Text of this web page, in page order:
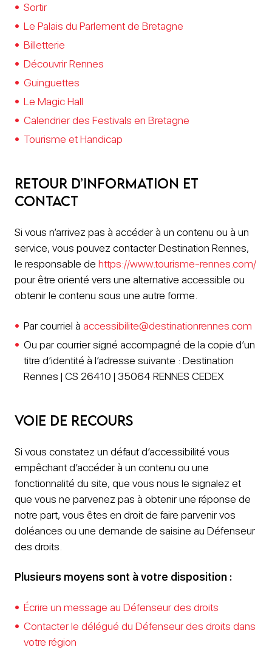
Sortir
Le Palais du Parlement de Bretagne
Billetterie
Découvrir Rennes
Guinguettes
Le Magic Hall
Calendrier des Festivals en Bretagne
Tourisme et Handicap
Retour d’information et
contact
Si vous n’arrivez pas à accéder à un contenu ou à un
service, vous pouvez contacter Destination Rennes,
le responsable de https://www.tourisme-rennes.com/
pour être orienté vers une alternative accessible ou
obtenir le contenu sous une autre forme.
Par courriel à accessibilite@destinationrennes.com
Ou par courrier signé accompagné de la copie d’un
titre d’identité à l’adresse suivante : Destination
Rennes | CS 26410 | 35064 RENNES CEDEX
Voie de recours
Si vous constatez un défaut d’accessibilité vous
empêchant d’accéder à un contenu ou une
fonctionnalité du site, que vous nous le signalez et
que vous ne parvenez pas à obtenir une réponse de
notre part, vous êtes en droit de faire parvenir vos
doléances ou une demande de saisine au Défenseur
des droits.
Plusieurs moyens sont à votre disposition :
Écrire un message au Défenseur des droits
Contacter le délégué du Défenseur des droits dans
votre région